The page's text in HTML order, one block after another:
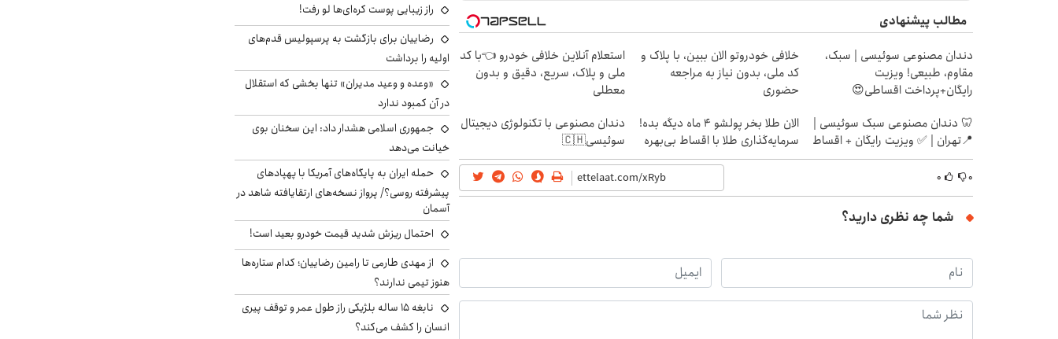
مطالب پیشنهادی
دندان مصنوعی سوئیسی | سبک،
مقاوم، طبیعی! ویزیت
رایگان+پرداخت اقساطی😍
خلافی خودروتو الان ببین، با پلاک و
کد ملی، بدون نیاز به مراجعه
حضوری
استعلام آنلاین خلافی خودرو 👈با کد
ملی و پلاک، سریع، دقیق و بدون
معطلی
🦷 دندان مصنوعی سبک سوئیسی |
📍تهران | ✅ ویزیت رایگان + اقساط
الان طلا بخر پولشو 4 ماه دیگه بده!
سرمایه‌گذاری طلا با اقساط بی‌بهره
دندان مصنوعی با تکنولوژی دیجیتال
سوئیسی🇨🇭
۰ ۰
شما چه نظری دارید؟
راز زیبایی پوست کره‌ای‌ها لو رفت!
رضاییان برای بازگشت به پرسپولیس قدم‌های
اولیه را برداشت
«وعده و وعید مدیران» تنها بخشی که استقلال
در آن کمبود ندارد
جمهوری اسلامی هشدار داد: این سخنان بوی
خیانت می‌دهد
حمله ایران به پایگاه‌های آمریکا با پهپادهای
پیشرفته روسی؟/ پرواز نسخه‌های ارتقایافته شاهد در
آسمان
احتمال ریزش شدید قیمت خودرو بعید است!
از مهدی طارمی تا رامین رضاییان؛ کدام ستاره‌ها
هنوز تیمی ندارند؟
نابغه ۱۵ ساله بلژیکی راز طول عمر و توقف پیری
انسان را کشف می‌کند؟